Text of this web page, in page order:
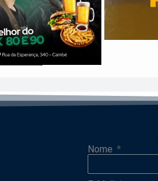
Nome